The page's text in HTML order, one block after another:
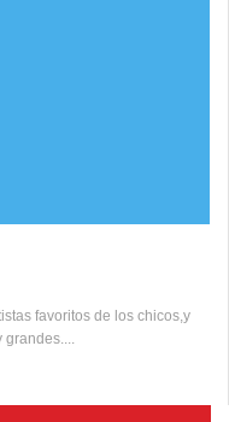
favoritos de los chicos,y
grandes....